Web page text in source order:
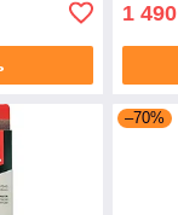
1 490
–70%